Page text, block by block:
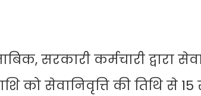
सरकारी कर्मचारी द्वारा
को सेवानिवृत्ति की तिथि से